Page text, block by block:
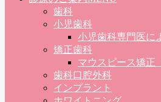
歯科
小児歯科
小児歯科専門医に
矯正歯科
マウスピース矯正
歯科口腔外科
インプラント